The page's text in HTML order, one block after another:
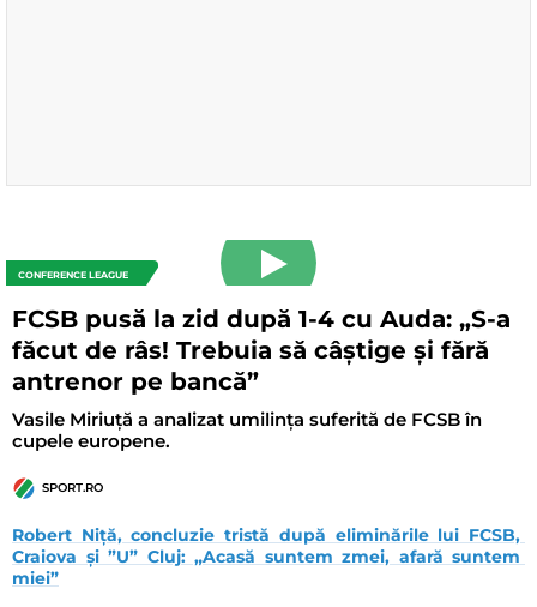
CONFERENCE LEAGUE
FCSB pusă la zid după 1-4 cu Auda: „S-a
făcut de râs! Trebuia să câștige și fără
antrenor pe bancă”
Vasile Miriuță a analizat umilința suferită de FCSB în
cupele europene.
SPORT.RO
Robert Niță, concluzie tristă după eliminările lui FCSB,
Craiova și ”U” Cluj: „Acasă suntem zmei, afară suntem
miei”